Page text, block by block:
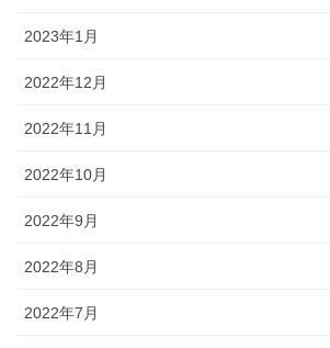
2023年1月
2022年12月
2022年11月
2022年10月
2022年9月
2022年8月
2022年7月